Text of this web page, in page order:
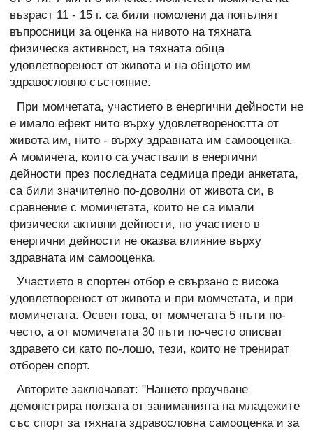
възраст 11 - 15 г. са били помолени да попълнят
въпросници за оценка на нивото на тяхната
физическа активност, на тяхната обща
удовлетвореност от живота и на общото им
здравословно състояние.
При момчетата, участието в енергични дейности не
е имало ефект нито върху удовлетвореността от
живота им, нито - върху здравната им самооценка.
А момичета, които са участвали в енергични
дейности през последната седмица преди анкетата,
са били значително по-доволни от живота си, в
сравнение с момичетата, които не са имали
физически активни дейности, но участието в
енергични дейности не оказва влияние върху
здравната им самооценка.
Участието в спортен отбор е свързано с висока
удовлетвореност от живота и при момчетата, и при
момичетата. Освен това, от момчетата 5 пъти по-
често, а от момичетата 30 пъти по-често описват
здравето си като по-лошо, тези, които не тренират
отборен спорт.
Авторите заключават: "Нашето проучване
демонстрира ползата от заниманията на младежите
със спорт за тяхната здравословна самооценка и за